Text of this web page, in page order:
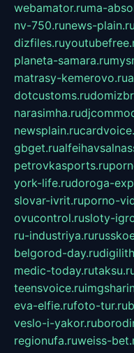
webamator.ruma-
nv-750.runews-plain.ru
dizfiles.ru
planeta-samara.ru
matrasy-kemerovo.ru
dotcustoms.ru
narasimha.ru
newsplain.ru
gbget.ru
petrovkasports.ru
york-life.rudoroga-
slovar-ivrit.ruporno-
ovucontrol.rusloty-
ru-industriya.ru
belgorod-day.ru
medic-today.ru
teensvoice.ru
eva-elfie.rufoto-tur.ru
veslo-i-yakor.ru
regionufa.ruweiss-